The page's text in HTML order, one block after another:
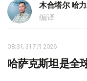
木合塔尔 哈
编译
08:31, 31 7月 2026
哈萨克斯坦是全